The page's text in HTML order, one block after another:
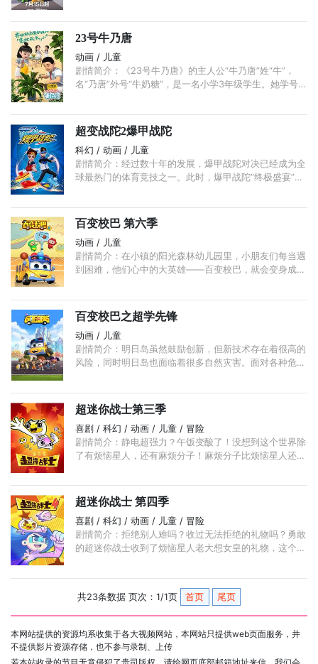
23号牛乃唐
动画 / 儿童
剧情简介：《23号牛乃唐》的主人公“牛乃唐”姓“牛”，
名“乃唐”外号“牛奶糖”，是一名小学3年级学生。她学号
超变战陀2爆甲战陀
科幻 / 动画 / 儿童
剧情简介：经过数十年的发展，爆甲战陀对决已经成为全
球最热门的体育竞技之一。此时，爆甲战陀“终极盛宴”邀
百变校巴 第六季
动画 / 儿童
剧情简介：在小镇的阳光森林幼儿园里，小朋友们每当遇
到困难，他们心中的大英雄——百变校巴，就会变身成为
百变校巴之超学先锋
动画 / 儿童
剧情简介：明日岛虽然鼓励创新，但新技术存在着很高的
风险，同时明日岛也面临着很多自然灾害。面对各种危
和运动（！） ...
超迷你战士第三季
喜剧 / 科幻 / 动画 / 儿童 / 冒险
剧情简介：静电超强力？午饭变酸了！没想到这个世界除
了有烦恼星人，还有麻烦分子！麻烦分子比烦恼星人还
超迷你战士 第四季
喜剧 / 科幻 / 动画 / 儿童 / 冒险
剧情简介：拒绝别人难吗？收过无法拒绝的礼物吗？勇敢
的超迷你战士收到了烦恼星人老大想女皇的礼物，这个可
共23条数据 页次：1/1页 首页 尾页
本网站提供的资源均系收集于各大视频网站，本网站只提供web页面服务，并
不提供影片资源存储，也不参与录制、上传